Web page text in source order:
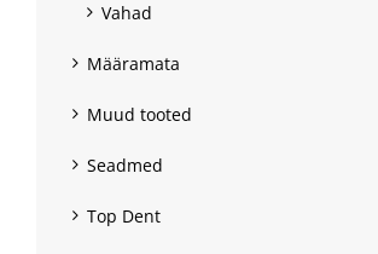
Vahad
Määramata
Muud tooted
Seadmed
Top Dent